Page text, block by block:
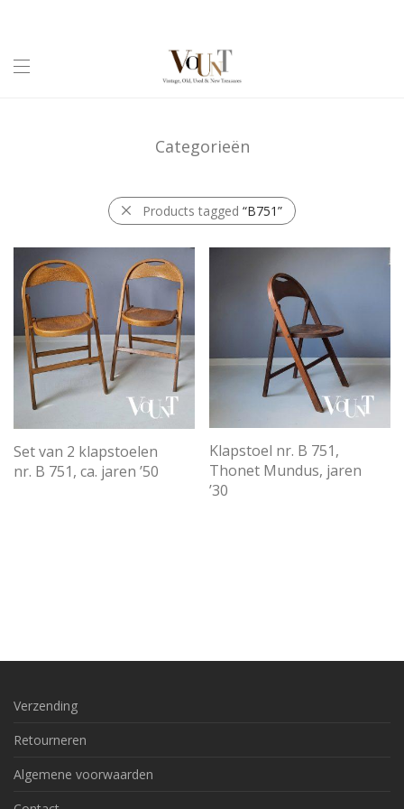
Categorieën
Products tagged “B751”
Set van 2 klapstoelen
nr. B 751, ca. jaren ’50
Klapstoel nr. B 751,
Thonet Mundus, jaren
’30
Verzending
Retourneren
Algemene voorwaarden